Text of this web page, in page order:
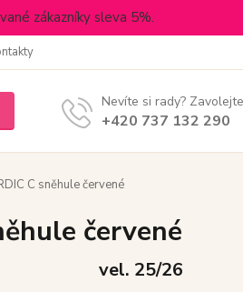
zákazníky sleva 5%.
Nevíte si rady?
+420 737 132 290
C sněhule červené
červené
vel. 25/26